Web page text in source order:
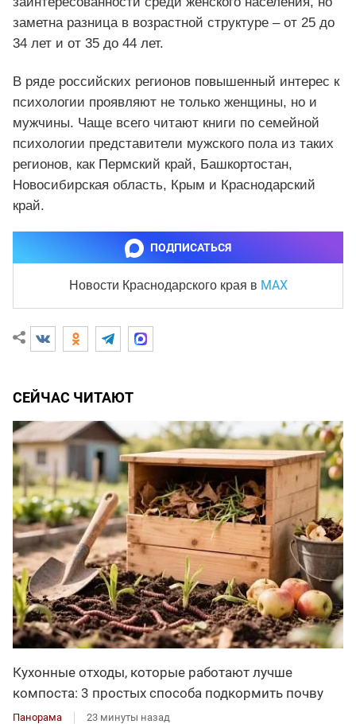
заметна разница в возрастной структуре – от 25 до
34 лет и от 35 до 44 лет.
В ряде российских регионов повышенный интерес к
психологии проявляют не только женщины, но и
мужчины. Чаще всего читают книги по семейной
психологии представители мужского пола из таких
регионов, как Пермский край, Башкортостан,
Новосибирская область, Крым и Краснодарский
край.
ПОДПИСАТЬСЯ
Новости Краснодарского края в MAX
СЕЙЧАС ЧИТАЮТ
Кухонные отходы, которые работают лучше
компоста: 3 простых способа подкормить почву
Панорама 23 минуты назад